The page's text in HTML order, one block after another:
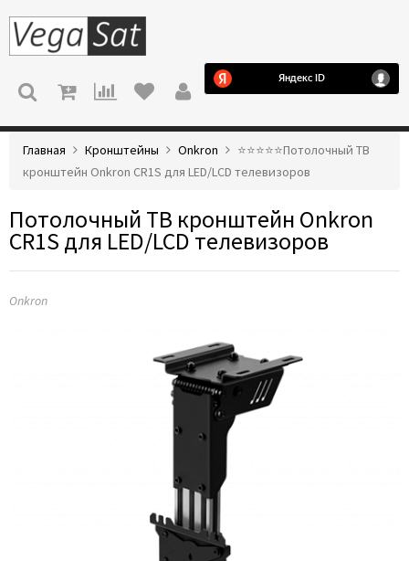
МЕНЮ
Главная Кронштейны Onkron
⭐️⭐️⭐️⭐️⭐️Потолочный ТВ
кронштейн Onkron CR1S для LED/LCD телевизоров
Потолочный ТВ кронштейн Onkron
CR1S для LED/LCD телевизоров
Onkron